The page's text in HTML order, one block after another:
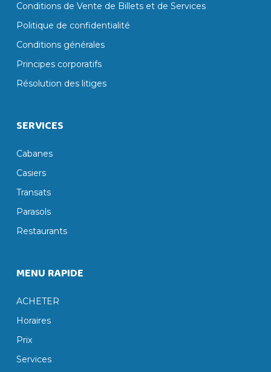
Conditions de Vente de Billets et de Services
Politique de confidentialité
Conditions générales
Principes corporatifs
Résolution des litiges
SERVICES
Cabanes
Casiers
Transats
Parasols
Restaurants
MENU RAPIDE
ACHETER
Horaires
Prix
Services